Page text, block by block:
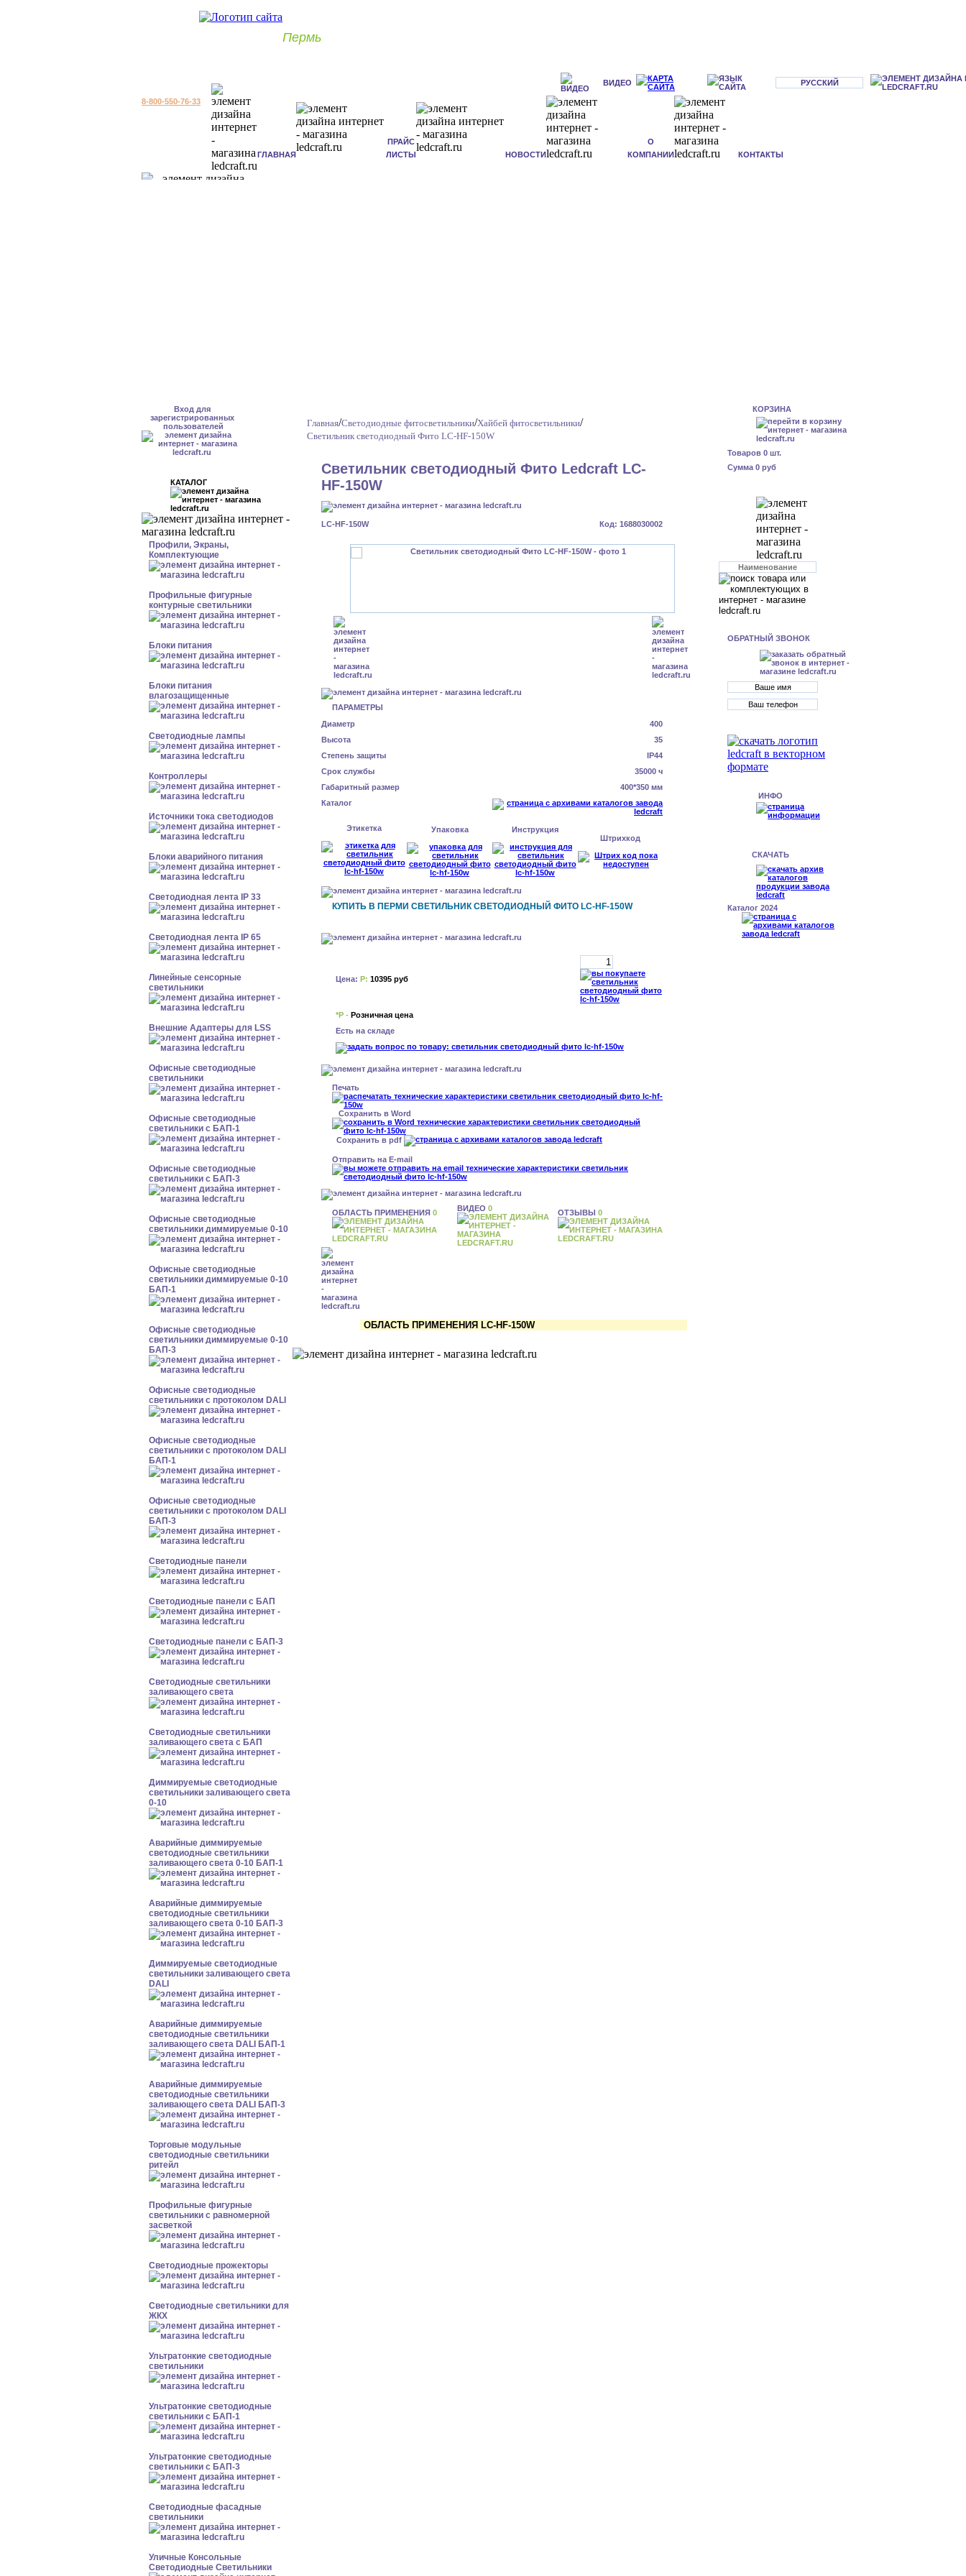
Пермь
ВИДЕО РУССКИЙ
8-800-550-76-33
ГЛАВНАЯ
ПРАЙС
ЛИСТЫ
НОВОСТИ
О
КОМПАНИИ
КОНТАКТЫ
Вход для
зарегистрированных
пользователей
КАТАЛОГ
Профили, Экраны,
Комплектующие
Профильные фигурные
контурные светильники
Блоки питания
Блоки питания
влагозащищенные
Светодиодные лампы
Контроллеры
Источники тока светодиодов
Блоки аварийного питания
Светодиодная лента IP 33
Светодиодная лента IP 65
Линейные сенсорные
светильники
Внешние Адаптеры для LSS
Офисные светодиодные
светильники
Офисные светодиодные
светильники с БАП-1
Офисные светодиодные
светильники с БАП-3
Офисные светодиодные
светильники диммируемые 0-10
Офисные светодиодные
светильники диммируемые 0-10
БАП-1
Офисные светодиодные
светильники диммируемые 0-10
БАП-3
Офисные светодиодные
светильники с протоколом DALI
Офисные светодиодные
светильники с протоколом DALI
БАП-1
Офисные светодиодные
светильники с протоколом DALI
БАП-3
Cветодиодные панели
Cветодиодные панели с БАП
Cветодиодные панели с БАП-3
Светодиодные светильники
заливающего света
Светодиодные светильники
заливающего света с БАП
Диммируемые светодиодные
светильники заливающего света
0-10
Аварийные диммируемые
светодиодные светильники
заливающего света 0-10 БАП-1
Аварийные диммируемые
светодиодные светильники
заливающего света 0-10 БАП-3
Диммируемые светодиодные
светильники заливающего света
DALI
Аварийные диммируемые
светодиодные светильники
заливающего света DALI БАП-1
Аварийные диммируемые
светодиодные светильники
заливающего света DALI БАП-3
Торговые модульные
светодиодные светильники
ритейл
Профильные фигурные
светильники с равномерной
засветкой
Светодиодные прожекторы
Светодиодные светильники для
ЖКХ
Ультратонкие светодиодные
светильники
Ультратонкие светодиодные
светильники с БАП-1
Ультратонкие светодиодные
светильники с БАП-3
Светодиодные фасадные
светильники
Уличные Консольные
Светодиодные Светильники
Главная/Светодиодные фитосветильники/Хайбей фитосветильники/
Светильник светодиодный Фито LC-HF-150W
Светильник светодиодный Фито Ledcraft LC-
HF-150W
Код: 1688030002
LC-HF-150W
ПАРАМЕТРЫ
Диаметр
400
Высота
35
Степень защиты
IP44
Срок службы
35000 ч
Габаритный размер
400*350 мм
Каталог
Этикетка Упаковка
Инструкция
Штрихкод
КУПИТЬ В ПЕРМИ СВЕТИЛЬНИК СВЕТОДИОДНЫЙ ФИТО LC-HF-150W
Цена: Р: 10395 руб
*Р - Розничная цена
Есть на складе
Печать
Сохранить в Word
Сохранить в pdf
Отправить на E-mail
ОБЛАСТЬ ПРИМЕНЕНИЯ 0 ВИДЕО 0 ОТЗЫВЫ 0
ОБЛАСТЬ ПРИМЕНЕНИЯ LC-HF-150W
КОРЗИНА
Товаров 0 шт.
Сумма 0 руб
ОБРАТНЫЙ ЗВОНОК
ИНФО
СКАЧАТЬ
Каталог 2024